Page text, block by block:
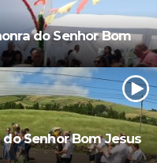
do Senhor Bom
Senhor Bom Jesus